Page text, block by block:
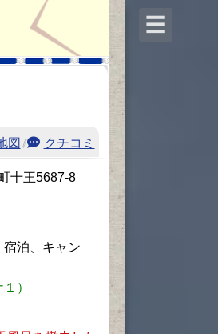
図 / クチコミ
十王5687-8
泊、キャン
）
☰